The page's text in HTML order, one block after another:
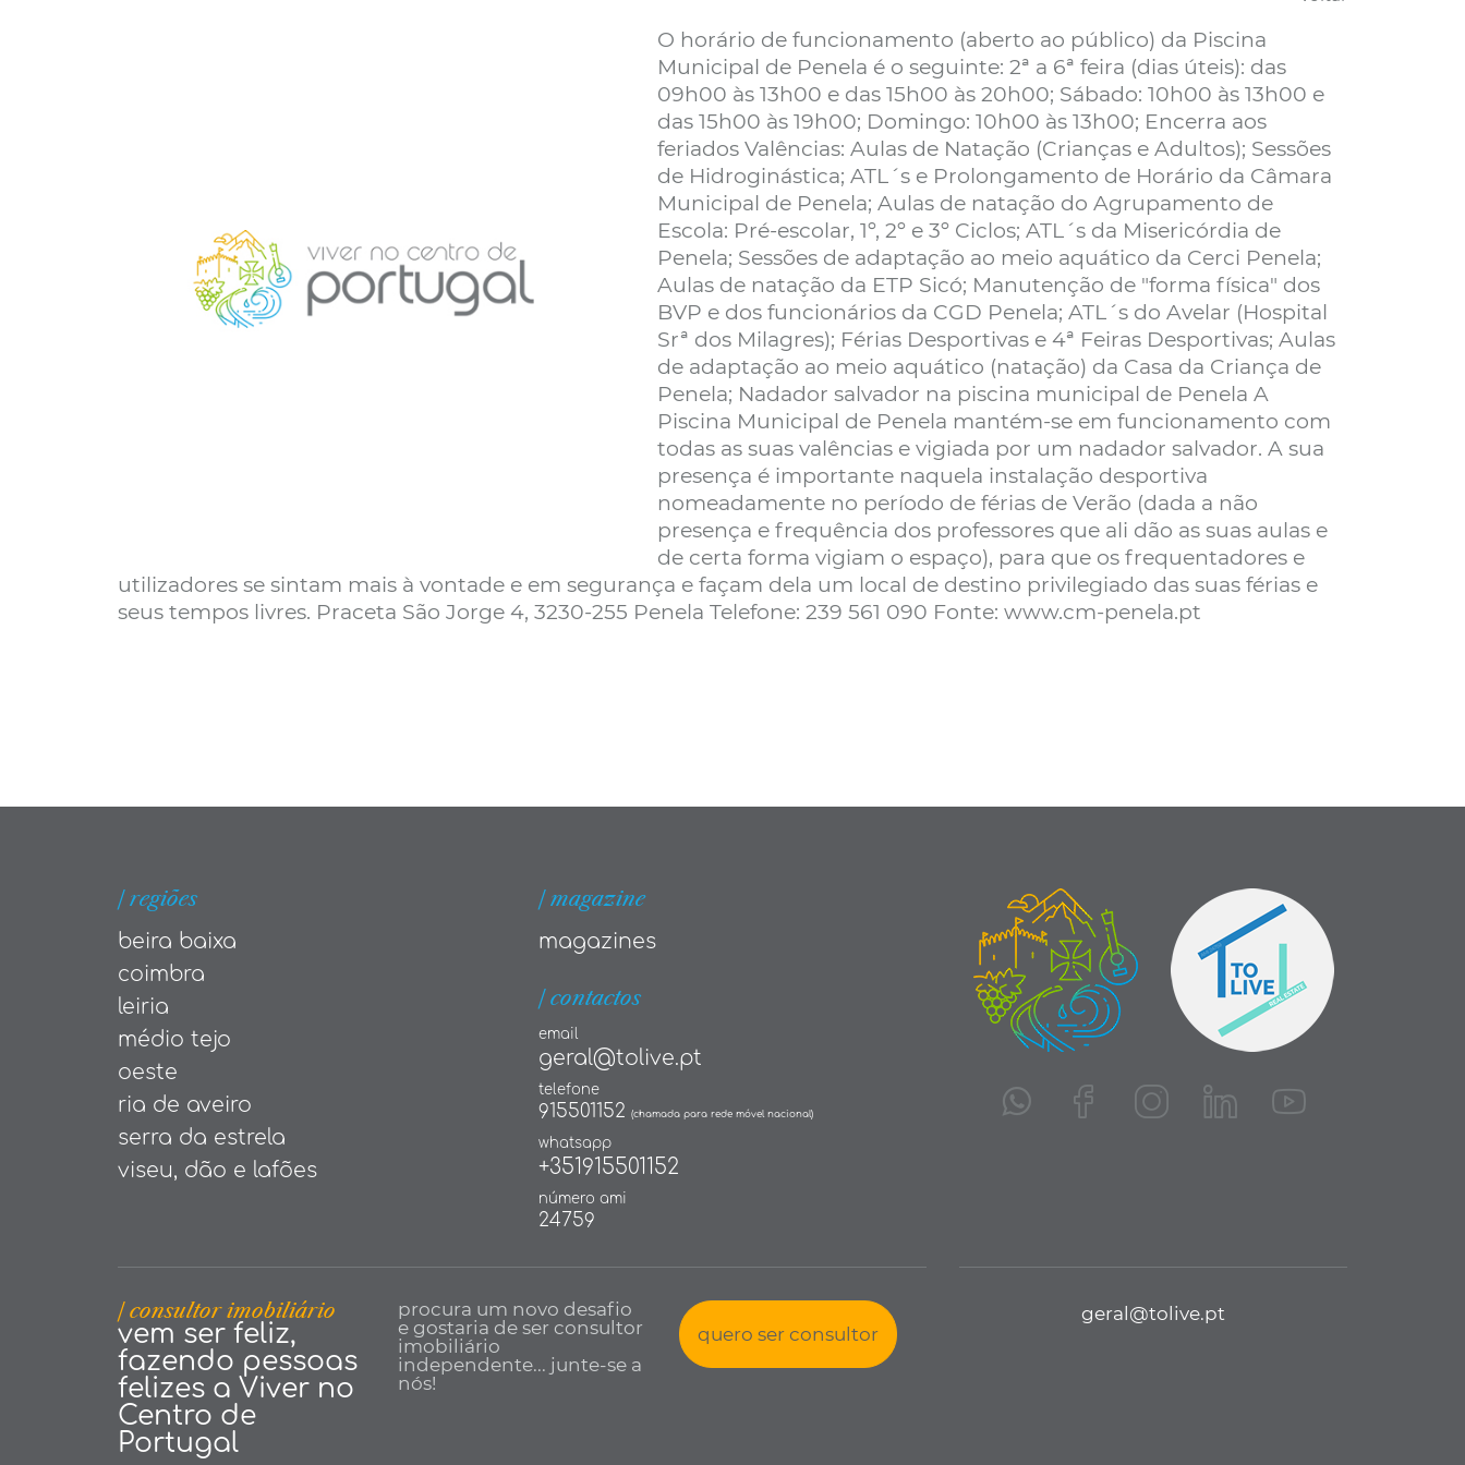
O horário de funcionamento (aberto ao público) da Piscina
Municipal de Penela é o seguinte: 2ª a 6ª feira (dias úteis): das
09h00 às 13h00 e das 15h00 às 20h00; Sábado: 10h00 às 13h00 e
das 15h00 às 19h00; Domingo: 10h00 às 13h00; Encerra aos
feriados Valências: Aulas de Natação (Crianças e Adultos); Sessões
de Hidroginástica; ATL´s e Prolongamento de Horário da Câmara
Municipal de Penela; Aulas de natação do Agrupamento de
Escola: Pré-escolar, 1º, 2º e 3º Ciclos; ATL´s da Misericórdia de
Penela; Sessões de adaptação ao meio aquático da Cerci Penela;
Aulas de natação da ETP Sicó; Manutenção de "forma física" dos
BVP e dos funcionários da CGD Penela; ATL´s do Avelar (Hospital
Srª dos Milagres); Férias Desportivas e 4ª Feiras Desportivas; Aulas
de adaptação ao meio aquático (natação) da Casa da Criança de
Penela; Nadador salvador na piscina municipal de Penela A
Piscina Municipal de Penela mantém-se em funcionamento com
todas as suas valências e vigiada por um nadador salvador. A sua
presença é importante naquela instalação desportiva
nomeadamente no período de férias de Verão (dada a não
presença e frequência dos professores que ali dão as suas aulas e
de certa forma vigiam o espaço), para que os frequentadores e
utilizadores se sintam mais à vontade e em segurança e façam dela um local de destino privilegiado das suas férias e
seus tempos livres. Praceta São Jorge 4, 3230-255 Penela Telefone: 239 561 090 Fonte: www.cm-penela.pt
| regiões
beira baixa
coimbra
leiria
médio tejo
oeste
ria de aveiro
serra da estrela
viseu, dão e lafões
| magazine
magazines
| contactos
email
geral@tolive.pt
telefone
915501152 (chamada para rede móvel nacional)
whatsapp
+351915501152
número ami
24759
| consultor imobiliário
vem ser feliz,
fazendo pessoas
felizes a Viver no
Centro de
Portugal
procura um novo desafio
e gostaria de ser consultor
imobiliário
independente... junte-se a
nós!
quero ser consultor
geral@tolive.pt